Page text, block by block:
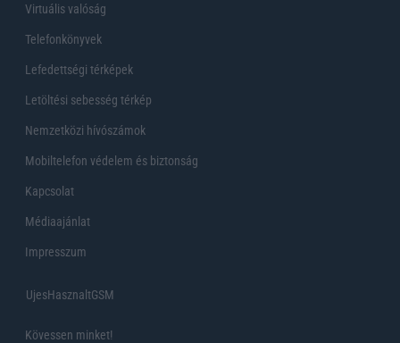
Virtuális valóság
Telefonkönyvek
Lefedettségi térképek
Letöltési sebesség térkép
Nemzetközi hívószámok
Mobiltelefon védelem és biztonság
Kapcsolat
Médiaajánlat
Impresszum
UjesHasznaltGSM
Kövessen minket!